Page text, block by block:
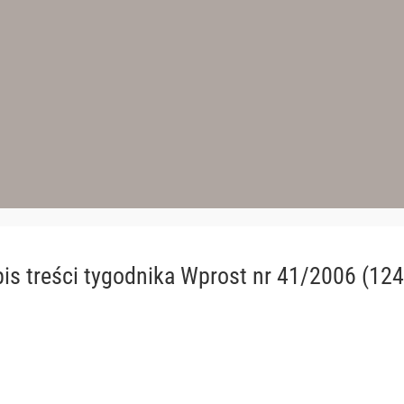
treści tygodnika Wprost nr 41/2006